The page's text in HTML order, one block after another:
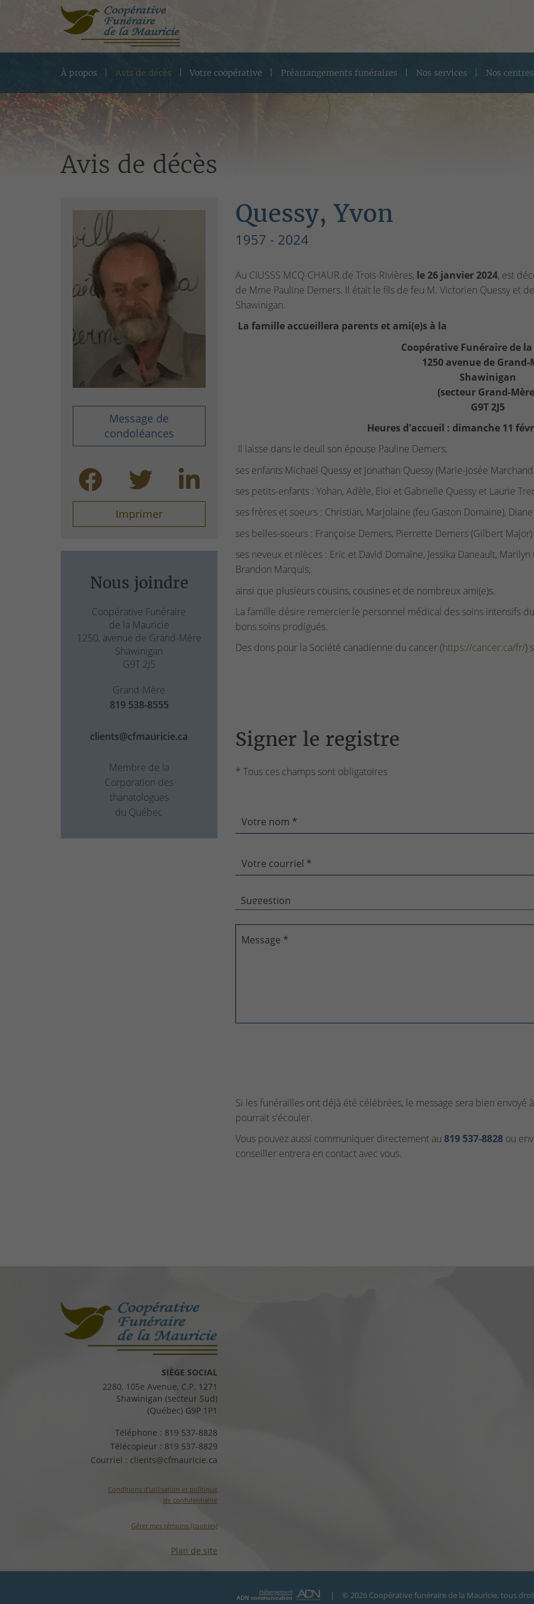
À propos Avis de décès Votre coopérative Préarrangements funéraires Nos services Nos
Avis de décès
Message de
condoléances
Imprimer
Nous joindre
Coopérative Funéraire
de la Mauricie
1250, avenue de Grand-Mère
Shawinigan
G9T 2J5
Grand-Mère
819 538-8555
clients@cfmauricie.ca
Membre de la
Corporation des
thanatologues
du Québec
Quessy, Yvon
1957 - 2024
Au CIUSSS MCQ-CHAUR de Trois-Rivières, le 26 janvier 2024, est
de Mme Pauline Demers. Il était le fils de feu M. Victorien Quessy et
Shawinigan.
La famille accueillera parents et ami(e)s à la
Coopérative Funéraire de
1250 avenue de Grand-
Shawinigan
(secteur Grand-
G9T 2J5
Heures d'accueil : dimanche 11
Il laisse dans le deuil son épouse Pauline Demers;
ses enfants Michaël Quessy et Jonathan Quessy (Marie-Josée
ses petits-enfants : Yohan, Adèle, Eloi et Gabrielle Quessy et Laurie
ses frères et soeurs : Christian, Marjolaine (feu Gaston Domaine),
ses belles-soeurs : Françoise Demers, Pierrette Demers (Gilbert
ses neveux et nièces : Eric et David Domaine, Jessika Daneault,
Brandon Marquis;
ainsi que plusieurs cousins, cousines et de nombreux ami(e)s.
La famille désire remercier le personnel médical des soins intensifs
bons soins prodigués.
Des dons pour la Société canadienne du cancer (https://cancer.ca/fr/)
Signer le registre
* Tous ces champs sont obligatoires
Votre nom *
Votre courriel *
Message *
Si les funérailles ont déjà été célébrées, le message sera bien envoyé
pourrait s'écouler.
Vous pouvez aussi communiquer directement au 819 537‑8828ou
conseiller entrera en contact avec vous.
SIÈGE SOCIAL
2280, 105e Avenue, C.P. 1271
Shawinigan (secteur Sud)
(Québec) G9P 1P1
Téléphone : 819 537-8828
Télécopieur : 819 537-8829
Courriel : clients@cfmauricie.ca
Conditions d’utilisation et politique
de confidentialité
Gérer mes témoins (cookies)
Plan de site
Hébergement
ADN communication
| © 2026 Coopérative funéraire de la Mauricie, tous